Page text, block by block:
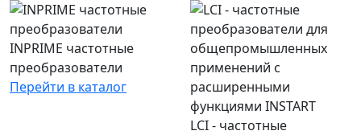
INPRIME частотные
преобразователи
Перейти в каталог
LCI - частотные